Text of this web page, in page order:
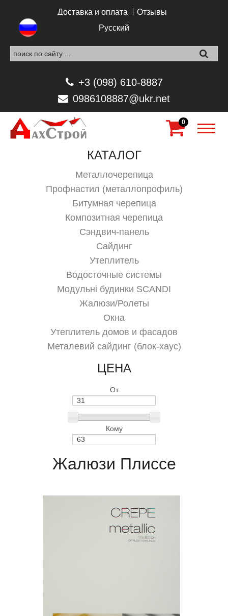
Доставка и оплата
Отзывы
Русский
+3 (098) 610-8887
0986108887@ukr.net
0
КАТАЛОГ
Металлочерепица
Профнастил (металлопрофиль)
Битумная черепица
Композитная черепица
Сэндвич-панель
Сайдинг
Утеплитель
Водосточные системы
Модульні будинки SCANDI
Жалюзи/Ролеты
Окна
Утеплитель домов и фасадов
Металевий сайдинг (блок-хаус)
ЦЕНА
От
Кому
Жалюзи Плиссе